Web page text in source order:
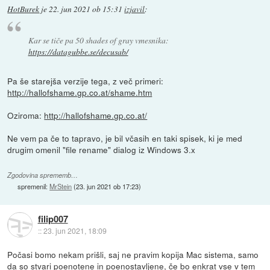
HotBurek je22. jun 2021 ob 15:31 izjavil:
Kar se tiče pa 50 shades of gray vmesnika:
https://datagubbe.se/decusab/
Pa še starejša verzije tega, z več primeri:
http://hallofshame.gp.co.at/shame.htm
Oziroma: http://hallofshame.gp.co.at/
Ne vem pa če to tapravo, je bil včasih en taki spisek, ki je med
drugim omenil "file rename" dialog iz Windows 3.x
Zgodovina sprememb…
spremenil:MrStein(23. jun 2021 ob 17:23)
filip007
::23. jun 2021, 18:09
Počasi bomo nekam prišli, saj ne pravim kopija Mac sistema, samo
da so stvari poenotene in poenostavljene, če bo enkrat vse v tem